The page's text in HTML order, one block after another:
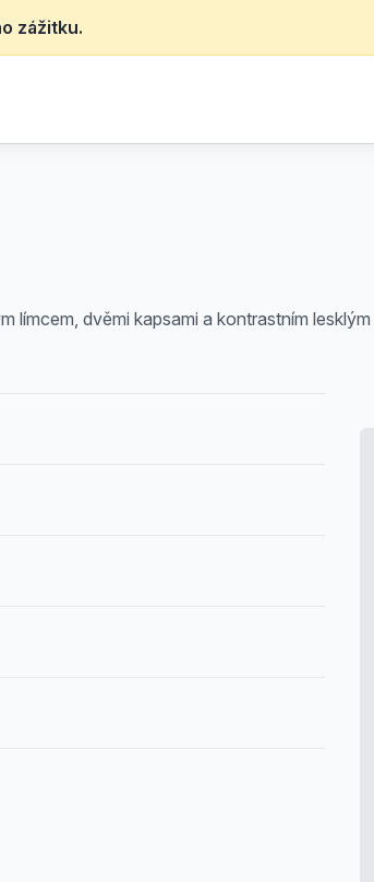
zážitku.
límcem, dvěmi kapsami a kontrastním